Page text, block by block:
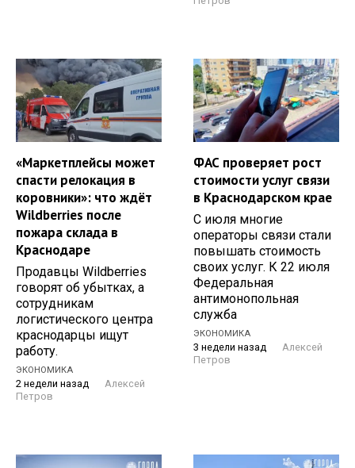
«Маркетплейсы может
спасти релокация в
коровники»: что ждёт
Wildberries после
пожара склада в
Краснодаре
Продавцы Wildberries
говорят об убытках, а
сотрудникам
логистического центра
краснодарцы ищут
работу.
ЭКОНОМИКА
2 недели назад
Алексей
Петров
ФАС проверяет рост
стоимости услуг связи
в Краснодарском крае
С июля многие
операторы связи стали
повышать стоимость
своих услуг. К 22 июля
Федеральная
антимонопольная
служба
ЭКОНОМИКА
3 недели назад
Алексей
Петров